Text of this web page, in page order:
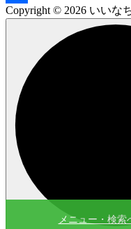
共
Copyright © 2026 いいな
メニュー・検索